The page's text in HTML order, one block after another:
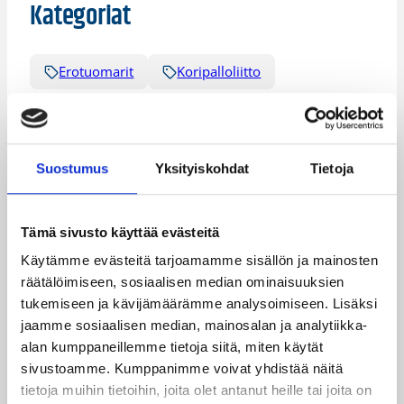
Suostumus Yksityiskohdat Tietoja
Tämä sivusto käyttää evästeitä
Käytämme evästeitä tarjoamamme sisällön ja mainosten
räätälöimiseen, sosiaalisen median ominaisuuksien
tukemiseen ja kävijämäärämme analysoimiseen. Lisäksi
jaamme sosiaalisen median, mainosalan ja analytiikka-
alan kumppaneillemme tietoja siitä, miten käytät
sivustoamme. Kumppanimme voivat yhdistää näitä
tietoja muihin tietoihin, joita olet antanut heille tai joita on
Kategoriat
Erotuomarit Koripalloliitto
Katso myös